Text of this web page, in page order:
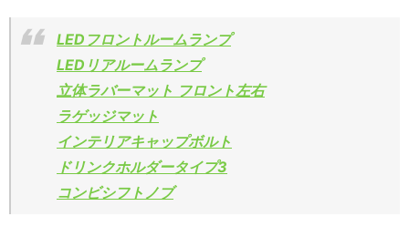
LEDフロントルームランプ
LEDリアルームランプ
立体ラバーマット フロント左右
ラゲッジマット
インテリアキャップボルト
ドリンクホルダータイプ3
コンビシフトノブ